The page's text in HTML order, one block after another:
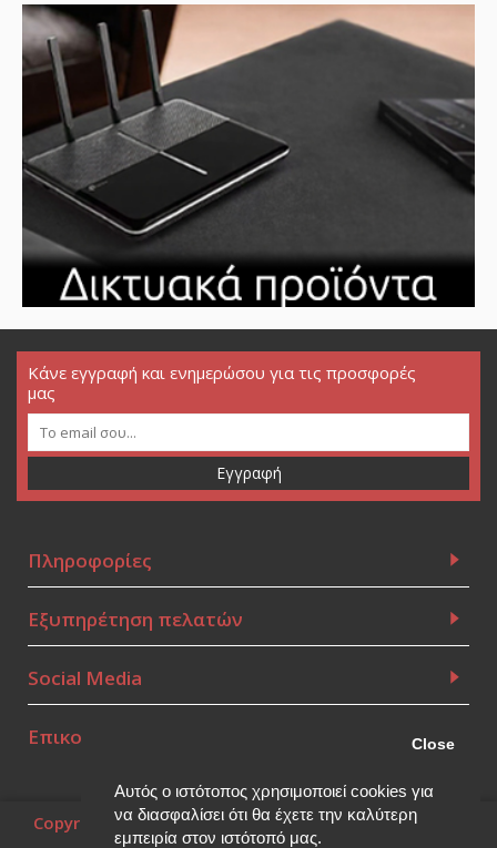
Αυτός ο ιστότοπος χρησιμοποιεί cookies για
να διασφαλίσει ότι θα έχετε την καλύτερη
εμπειρία στον ιστότοπό μας.
Close
Κάνε εγγραφή και ενημερώσου για τις προσφορές
μας
Εγγραφή
Πληροφορίες
Εξυπηρέτηση πελατών
Social Media
Επικοινωνία
Copyright © 2010~2026, (Powered byThink Open
rights reserved.